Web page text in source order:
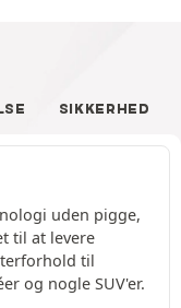
SIKKERHED
uden pigge,
til at levere
til
og nogle SUV'er.